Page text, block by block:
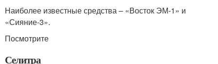
Наиболее известные средства – «Восток ЭМ-1» и
«Сияние-3».
Посмотрите
Селитра